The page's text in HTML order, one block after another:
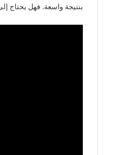
بنتيجة واسعة. فهل يحتاج